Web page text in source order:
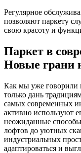
Регулярное
позволяют паркету
свою красоту и
Паркет в
Новые грани
Как мы уже говорили
только дань
самых современных
активно используют
неожиданные
лофтов до уютных
индустриальных
адаптироваться и